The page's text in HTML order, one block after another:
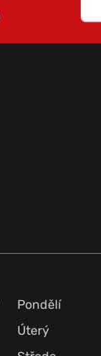
Pondělí
Úterý